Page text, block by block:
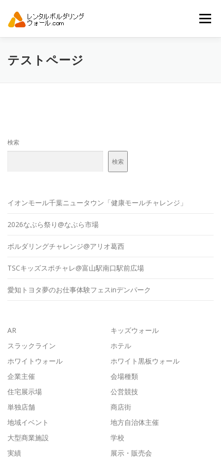
メニュー
トップ 自動見積り
テストページ
検索
検索
イオンモール千葉ニュータウン「健康モールチャレンジ」
2026なぶら祭り@なぶら市場
ボルダリングチャレンジ@アリオ葛西
TSCキッズスポチャレ@富山駅南口駅前広場
愛知トヨタ夢のお仕事体験フェスinデンパーク
AR
キッズウォール
スラックライン
ホテル
ホワイトウォール
ホワイト黒板ウォール
企業主催
会場種類
住宅展示場
公営競技
単独店舗
商店街
地域イベント
地方自治体主催
大型商業施設
学校
実績
展示・販売会